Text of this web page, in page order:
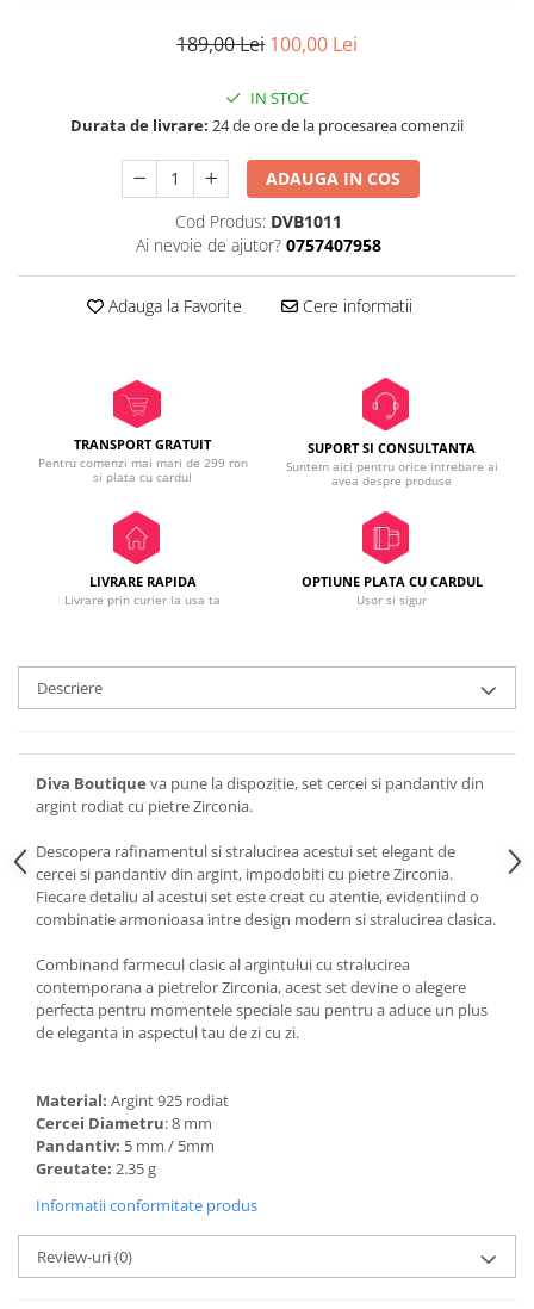
189,00 Lei 100,00 Lei
IN STOC
Durata de livrare: 24 de ore de la procesarea comenzii
ADAUGA IN COS
Cod Produs: DVB1011
Ai nevoie de ajutor? 0757407958
Adauga la Favorite Cere informatii
TRANSPORT GRATUIT
Pentru comenzi mai mari de 299 ron
si plata cu cardul
SUPORT SI CONSULTANTA
Suntem aici pentru orice intrebare ai
avea despre produse
LIVRARE RAPIDA
Livrare prin curier la usa ta
OPTIUNE PLATA CU CARDUL
Usor si sigur
Descriere
Diva Boutique va pune la dispozitie, set cercei si pandantiv din
argint rodiat cu pietre Zirconia.
Descopera rafinamentul si stralucirea acestui set elegant de
cercei si pandantiv din argint, impodobiti cu pietre Zirconia.
Fiecare detaliu al acestui set este creat cu atentie, evidentiind o
combinatie armonioasa intre design modern si stralucirea clasica.
Combinand farmecul clasic al argintului cu stralucirea
contemporana a pietrelor Zirconia, acest set devine o alegere
perfecta pentru momentele speciale sau pentru a aduce un plus
de eleganta in aspectul tau de zi cu zi.
Material: Argint 925 rodiat
Cercei Diametru: 8 mm
Pandantiv: 5 mm / 5mm
Greutate: 2.35 g
Informatii conformitate produs
Review-uri(0)